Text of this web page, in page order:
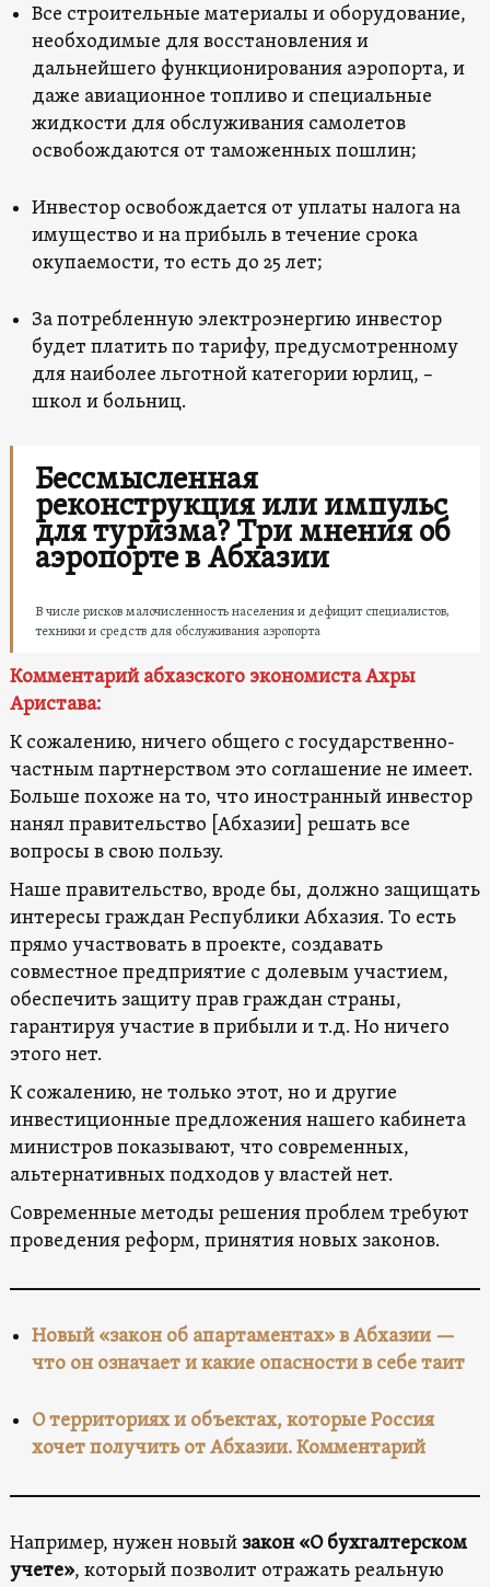
Все строительные материалы и оборудование,
необходимые для восстановления и
дальнейшего функционирования аэропорта, и
даже авиационное топливо и специальные
жидкости для обслуживания самолетов
освобождаются от таможенных пошлин;
Инвестор освобождается от уплаты налога на
имущество и на прибыль в течение срока
окупаемости, то есть до 25 лет;
За потребленную электроэнергию инвестор
будет платить по тарифу, предусмотренному
для наиболее льготной категории юрлиц, –
школ и больниц.
Бессмысленная
реконструкция или импульс
для туризма? Три мнения об
аэропорте в Абхазии
В числе рисков малочисленность населения и дефицит специалистов,
техники и средств для обслуживания аэропорта
Комментарий абхазского экономиста Ахры
Аристава:
К сожалению, ничего общего с государственно-
частным партнерством это соглашение не имеет.
Больше похоже на то, что иностранный инвестор
нанял правительство [Абхазии] решать все
вопросы в свою пользу.
Наше правительство, вроде бы, должно защищать
интересы граждан Республики Абхазия. То есть
прямо участвовать в проекте, создавать
совместное предприятие с долевым участием,
обеспечить защиту прав граждан страны,
гарантируя участие в прибыли и т.д. Но ничего
этого нет.
К сожалению, не только этот, но и другие
инвестиционные предложения нашего кабинета
министров показывают, что современных,
альтернативных подходов у властей нет.
Современные методы решения проблем требуют
проведения реформ, принятия новых законов.
Новый «закон об апартаментах» в Абхазии —
что он означает и какие опасности в себе таит
О территориях и объектах, которые Россия
хочет получить от Абхазии. Комментарий
Например, нужен новый закон «О бухгалтерском
учете», который позволит отражать реальную